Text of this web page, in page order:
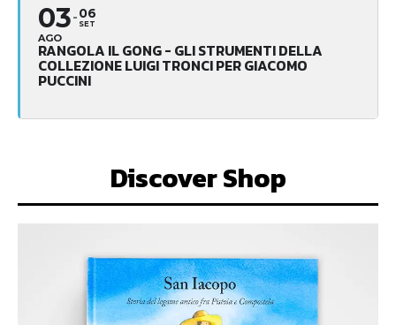
03
AGO
06
SET
RANGOLA IL GONG - GLI STRUMENTI DELLA
COLLEZIONE LUIGI TRONCI PER GIACOMO
PUCCINI
Discover Shop